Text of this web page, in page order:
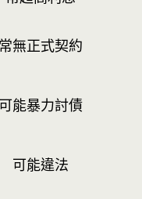
常無正式契約
可能暴力討債
可能違法